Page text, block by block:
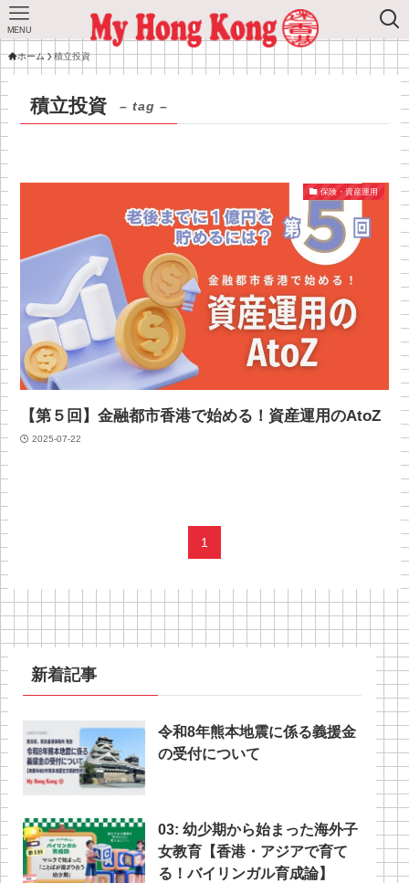
MENU
ホーム 積立投資
積立投資 – tag –
保険・資産運用
【第５回】金融都市香港で始める！資産運用のAtoZ
2025-07-22
1
新着記事
令和8年熊本地震に係る義援金
の受付について
03: 幼少期から始まった海外子
女教育【香港・アジアで育て
る！バイリンガル育成論】